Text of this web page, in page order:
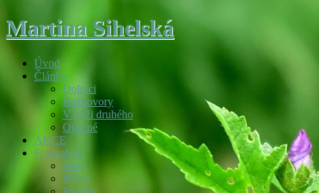
Martina Sihelská
Úvod
Články
Dolníci
Rozhovory
V kůži druhého
Obecné
AKCE
Fotogalerie
Akty
Města